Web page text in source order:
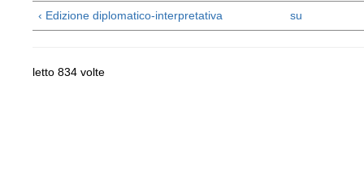
‹ Edizione diplomatico-interpretativa
su
letto 834 volte